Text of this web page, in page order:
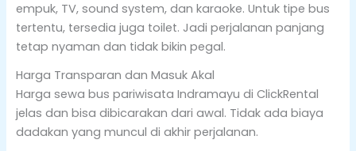
empuk, TV, sound system, dan karaoke. Untuk tipe bus
tertentu, tersedia juga toilet. Jadi perjalanan panjang
tetap nyaman dan tidak bikin pegal.
Harga Transparan dan Masuk Akal
Harga sewa bus pariwisata Indramayu di ClickRental
jelas dan bisa dibicarakan dari awal. Tidak ada biaya
dadakan yang muncul di akhir perjalanan.